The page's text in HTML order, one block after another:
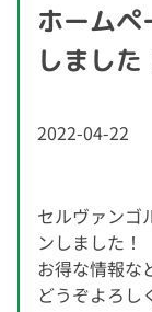
ホーム
しました
2022-04-22
セルヴァンゴ
ンしました！
お得な情報な
どうぞよろし